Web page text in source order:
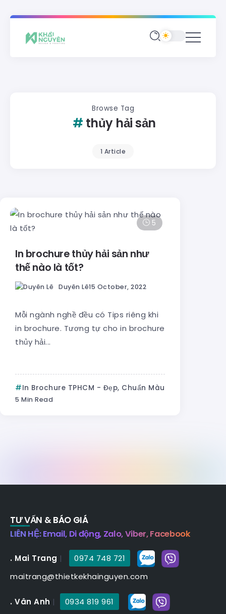
Browse Tag
thủy hải sản
1 Article
5
In brochure thủy hải sản như
thế nào là tốt?
Duyên Lê15 October, 2022
Mỗi ngành nghề đều có Tips riêng khi
in brochure. Tương tự cho in brochure
thủy hải...
In Brochure TPHCM - Đẹp, Chuẩn Màu
5 Min Read
TƯ VẤN & BÁO GIÁ
LIÊN HỆ: Email, Di động, Zalo, Viber, Facebook
. Mai Trang |
0974 748 721
maitrang@thietkekhainguyen.com
. Vân Anh |
0934 819 961